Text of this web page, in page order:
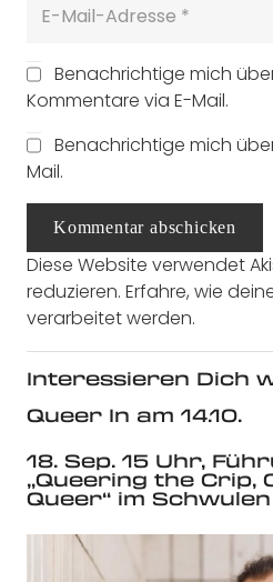
Benachrichtige mich
Kommentare via E-Mail.
Benachrichtige mich
Mail.
Kommentar abschicken
Diese Website verwendet
reduzieren. Erfahre, wie
verarbeitet werden.
Interessieren Dich
Queer In am 14.10.
18. Sep. 15 Uhr,
„Queering the Crip,
Queer“ im